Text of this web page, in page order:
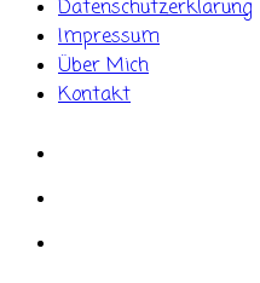
Datenschutzerklärung
Impressum
Über Mich
Kontakt